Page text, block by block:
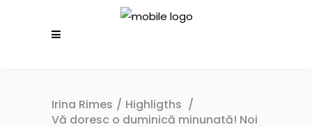
Irina Rimes / Highligths /
Vă doresc o duminică minunată! Noi